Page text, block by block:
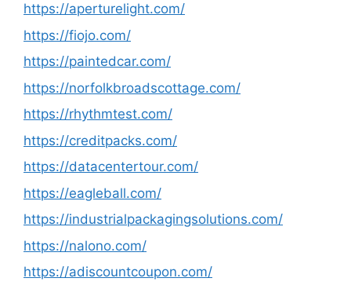
https://aperturelight.com/
https://fiojo.com/
https://paintedcar.com/
https://norfolkbroadscottage.com/
https://rhythmtest.com/
https://creditpacks.com/
https://datacentertour.com/
https://eagleball.com/
https://industrialpackagingsolutions.com/
https://nalono.com/
https://adiscountcoupon.com/